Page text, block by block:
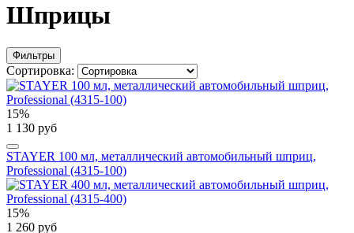
Шприцы
Фильтры
Сортировка:
15%
1 130 руб
STAYER 100 мл, металлический автомобильный шприц,
Professional (4315-100)
15%
1 260 руб